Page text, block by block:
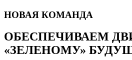
НОВАЯ КОМАНДА
ОБЕСПЕЧИВАЕМ
«ЗЕЛЕНОМУ»